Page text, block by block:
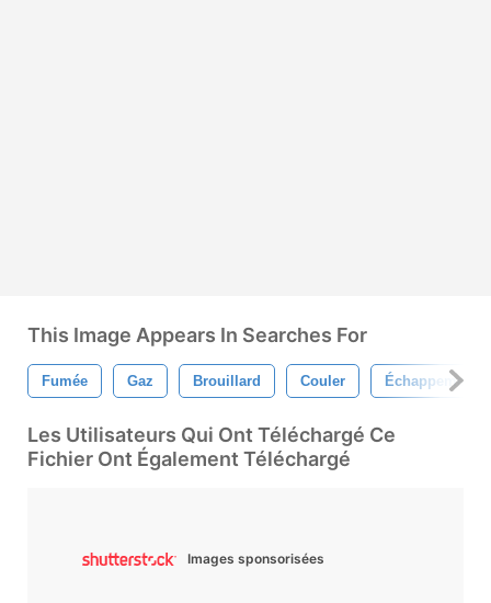
This Image Appears In Searches For
Fumée Gaz Brouillard Couler Échappement
Les Utilisateurs Qui Ont Téléchargé Ce
Fichier Ont Également Téléchargé
Images sponsorisées